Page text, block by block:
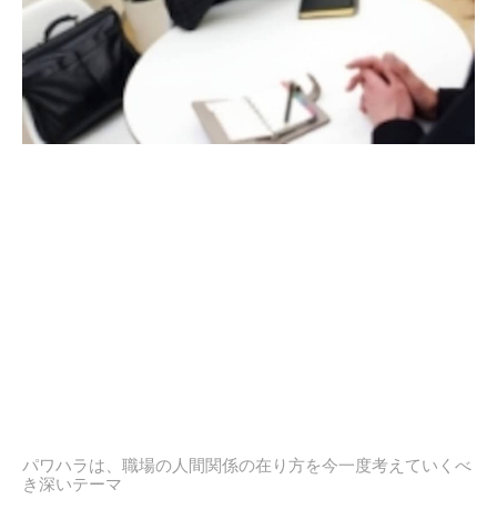
パワハラは、職場の人間関係の在り方を今一度考えていくべ
き深いテーマ